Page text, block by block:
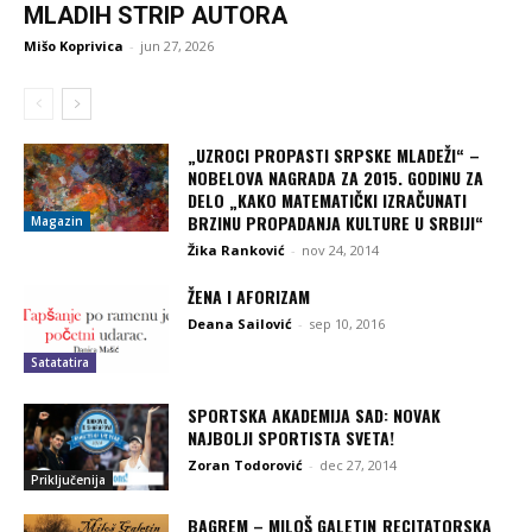
MLADIH STRIP AUTORA
Mišo Koprivica - jun 27, 2026
Magazin
„UZROCI PROPASTI SRPSKE MLADEŽI“ –
NOBELOVA NAGRADA ZA 2015. GODINU ZA
DELO „KAKO MATEMATIČKI IZRAČUNATI
BRZINU PROPADANJA KULTURE U SRBIJI“
Žika Ranković - nov 24, 2014
Satatatira
ŽENA I AFORIZAM
Deana Sailović - sep 10, 2016
Priključenija
SPORTSKA AKADEMIJA SAD: NOVAK
NAJBOLJI SPORTISTA SVETA!
Zoran Todorović - dec 27, 2014
BAGREM – MILOŠ GALETIN_RECITATORSKA